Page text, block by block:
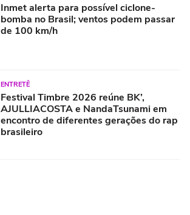
Inmet alerta para possível ciclone-
bomba no Brasil; ventos podem passar
de 100 km/h
ENTRETÊ
Festival Timbre 2026 reúne BK’,
AJULLIACOSTA e NandaTsunami em
encontro de diferentes gerações do rap
brasileiro